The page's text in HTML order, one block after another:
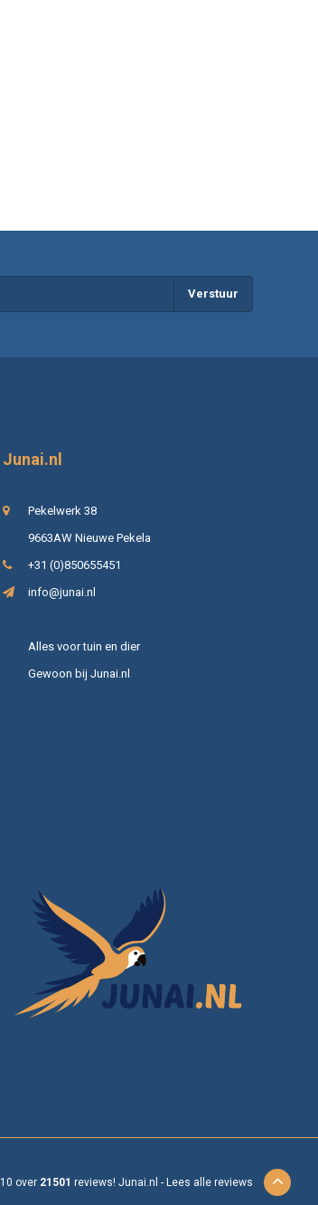
Verstuur
Junai.nl
Pekelwerk 38
9663AW Nieuwe Pekela
+31 (0)850655451
info@junai.nl
Alles voor tuin en dier
Gewoon bij Junai.nl
10 over 21501 reviews! Junai.nl - Lees alle reviews